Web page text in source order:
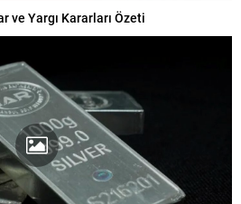
ve Yargı Kararları Özeti